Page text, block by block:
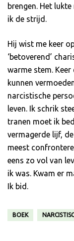
brengen. Het
ik de strijd.
Hij wist me keer
‘betoverend’
warme stem.
kunnen
narcistische
leven. Ik schrik
tranen moet ik
vermagerde lijf,
meest
eens zo vol van
ik was. Kwam er
Ik bid.
BOEK